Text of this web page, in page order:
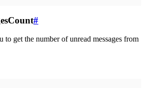
#
to get the number of unread messages from